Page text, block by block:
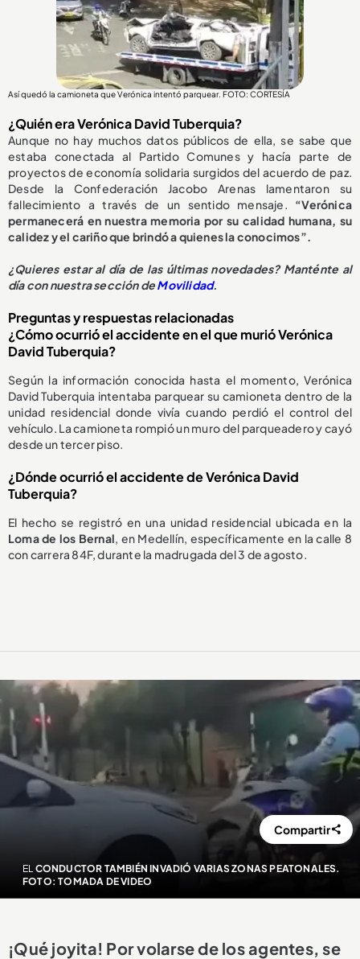
Así quedó la camioneta que Verónica intentó parquear. FOTO: CORTESÍA
¿Quién era Verónica David Tuberquia?
Aunque no hay muchos datos públicos de ella, se sabe que
estaba conectada al Partido Comunes y hacía parte de
proyectos de economía solidaria surgidos del acuerdo de paz.
Desde la Confederación Jacobo Arenas lamentaron su
fallecimiento a través de un sentido mensaje. “Verónica
permanecerá en nuestra memoria por su calidad humana, su
calidez y el cariño que brindó a quienes la conocimos”.
¿Quieres estar al día de las últimas novedades? Manténte al
día con nuestra sección deMovilidad.
Preguntas y respuestas relacionadas
¿Cómo ocurrió el accidente en el que murió Verónica
David Tuberquia?
Según la información conocida hasta el momento, Verónica
David Tuberquia intentaba parquear su camioneta dentro de la
unidad residencial donde vivía cuando perdió el control del
vehículo. La camioneta rompió un muro del parqueadero y cayó
desde un tercer piso.
¿Dónde ocurrió el accidente de Verónica David
Tuberquia?
El hecho se registró en una unidad residencial ubicada en la
Loma de los Bernal, en Medellín, específicamente en la calle 8
con carrera 84F, durante la madrugada del 3 de agosto.
EL CONDUCTOR TAMBIÉN INVADIÓ VARIAS ZONAS PEATONALES.
FOTO: TOMADA DE VIDEO
Compartir
¡Qué joyita! Por volarse de los agentes, se